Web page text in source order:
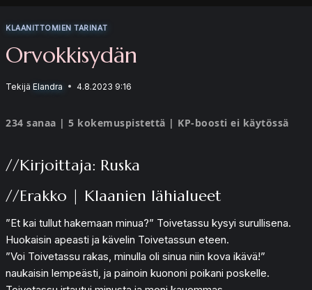
KLAANITTOMIEN TARINAT
Orvokkisydän
Tekijä Elandra 4.8.2023 9:16
234 sanaa | 5 kokemuspistettä | KP-boosti ei käytössä
//Kirjoittaja: Ruska
//Erakko | Klaanien lähialueet
”Et kai tullut hakemaan minua?” Toivetassu kysyi surullisena.
Huokaisin apeasti ja kävelin Toivetassun eteen.
”Voi Toivetassu rakas, minulla oli sinua niin kova ikävä!”
naukaisin lempeästi, ja painoin kuononi poikani poskelle.